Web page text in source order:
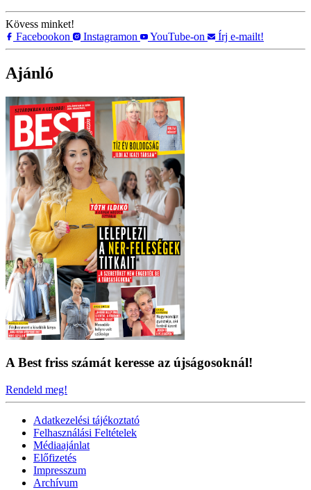
Kövess minket!
Facebookon
Instagramon YouTube-on Írj e-mailt!
Ajánló
A Best friss számát keresse az újságosoknál!
Rendeld meg!
Adatkezelési tájékoztató
Felhasználási Feltételek
Médiaajánlat
Előfizetés
Impresszum
Archívum